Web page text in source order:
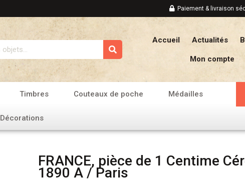
Paiement & livraison
Accueil Actualités
Mon compte
Timbres Couteaux de poche Médailles
Décorations
FRANCE, pièce de 1 Centime
1890 A / Paris